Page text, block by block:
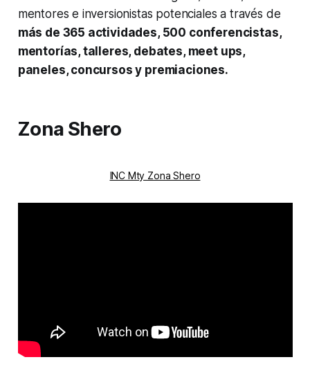
mentores e inversionistas potenciales a través de
más de 365 actividades, 500 conferencistas,
mentorías, talleres, debates, meet ups,
paneles, concursos y premiaciones.
Zona Shero
INC Mty Zona Shero